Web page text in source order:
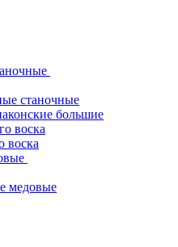
станочные
большие
воска
воска
медовые